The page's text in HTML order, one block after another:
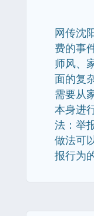
网传沈
费的事
师风、
面的复
需要从
本身进
法：举
做法可
报行为